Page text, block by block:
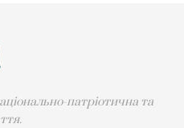
патріотична та